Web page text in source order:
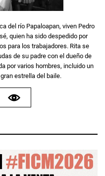
del río Papaloapan, viven Pedro
quien ha sido despedido por
para los trabajadores. Rita se
de su padre con el dueño de
por varios hombres, incluido un
estrella del baile.